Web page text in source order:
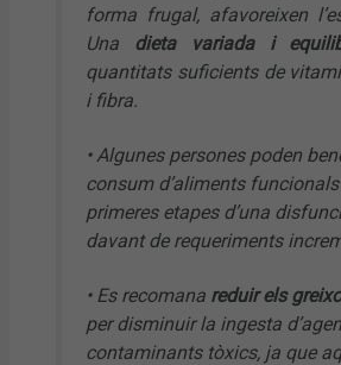
forma frugal, afavoreixen
Una dieta variada i
quantitats suficients de
i fibra.
• Algunes persones poden
consum d’aliments
primeres etapes d’una
davant de requeriments
• Es recomana reduir els
per disminuir la ingesta
contaminants tòxics, ja que